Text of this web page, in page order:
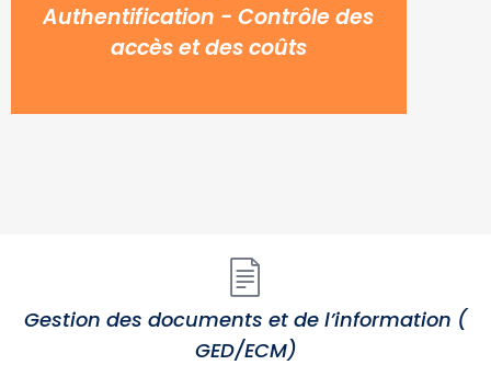
Authentification - Contrôle des
accès et des coûts
Gestion des documents et de l’information (
GED/ECM)